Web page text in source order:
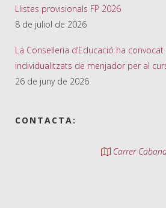
Llistes provisionals FP 2026
8 de juliol de 2026
La Conselleria d’Educació ha
individualitzats de menjador per al
26 de juny de 2026
CONTACTA:
Carrer